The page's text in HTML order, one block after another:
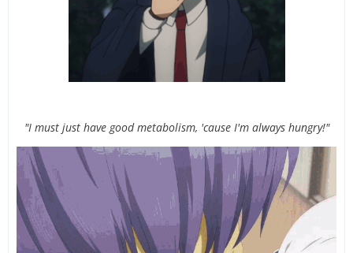
"I must just have good metabolism, 'cause I'm always hungry!"